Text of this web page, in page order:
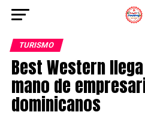
TURISMO
Best Western
mano de
dominicanos